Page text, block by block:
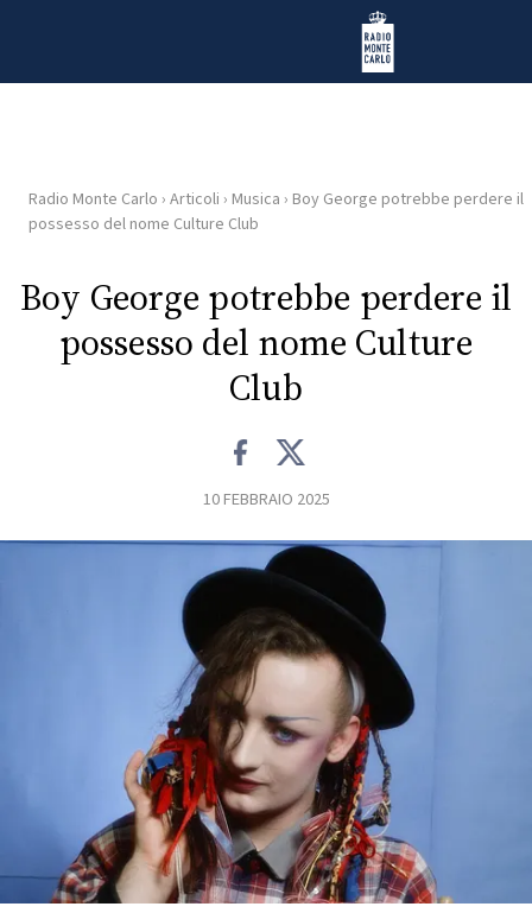
Radio Monte Carlo
HOME
RADIO
WEB
RADIO
Radio Monte Carlo › Articoli › Musica › Boy George potrebbe perdere il
possesso del nome Culture Club
Boy George potrebbe perdere il
possesso del nome Culture
Club
10 FEBBRAIO 2025